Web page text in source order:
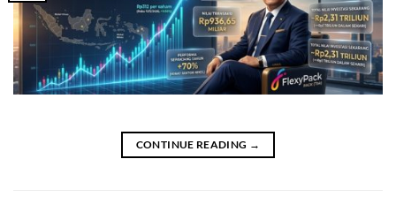
CONTINUE READING →